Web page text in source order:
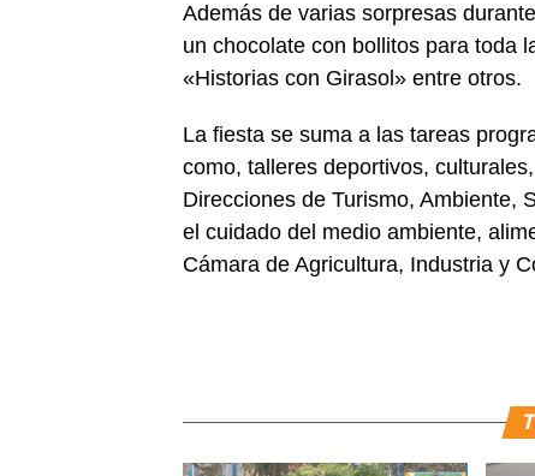
Además de varias sorpresas
un chocolate con bollitos para toda
«Historias con Girasol» entre otros.
La fiesta se suma a las tareas
como, talleres deportivos,
Direcciones de Turismo, Ambiente,
el cuidado del medio ambiente,
Cámara de Agricultura, Industria y